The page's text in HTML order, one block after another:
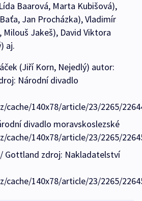
Baarová, Marta Kubišová),
Jan Procházka), Vladimír
Milouš Jakeš), David Viktora
aj.
(Jiří Korn, Nejedlý) autor:
Národní divadlo
cache/140x78/article/23/2265/
divadlo moravskoslezské
cache/140x78/article/23/2265/
/ Gottland zdroj: Nakladatelství
cache/140x78/article/23/2265/